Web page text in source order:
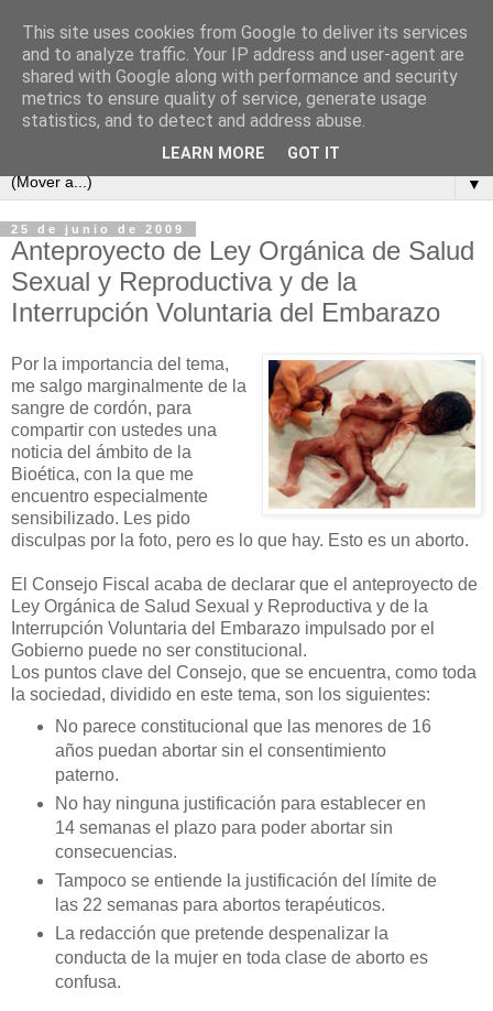
▼
25 de junio de 2009
Anteproyecto de Ley Orgánica de Salud
Sexual y Reproductiva y de la
Interrupción Voluntaria del Embarazo
Por la importancia del tema,
me salgo marginalmente de la
sangre de cordón, para
compartir con ustedes una
noticia del ámbito de la
Bioética, con la que me
encuentro especialmente
sensibilizado. Les pido
disculpas por la foto, pero es lo que hay. Esto es un aborto.
El Consejo Fiscal acaba de declarar que el anteproyecto de
Ley Orgánica de Salud Sexual y Reproductiva y de la
Interrupción Voluntaria del Embarazo impulsado por el
Gobierno puede no ser constitucional.
Los puntos clave del Consejo, que se encuentra, como toda
la sociedad, dividido en este tema, son los siguientes:
No parece constitucional que las menores de 16
años puedan abortar sin el consentimiento
paterno.
No hay ninguna justificación para establecer en
14 semanas el plazo para poder abortar sin
consecuencias.
Tampoco se entiende la justificación del límite de
las 22 semanas para abortos terapéuticos.
La redacción que pretende despenalizar la
conducta de la mujer en toda clase de aborto es
confusa.
This site uses cookies from Google to deliver its services
and to analyze traffic. Your IP address and user-agent are
shared with Google along with performance and security
metrics to ensure quality of service, generate usage
statistics, and to detect and address abuse.
LEARN MORE GOT IT